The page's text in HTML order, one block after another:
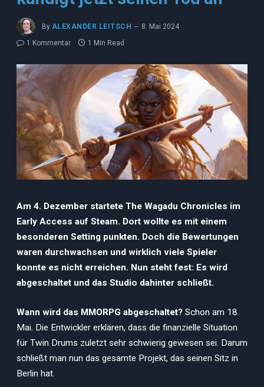
By ALEXANDER LEITSCH
8. Mai 2024
1 Kommentar
1 Min Read
Am 4. Dezember startete The Wagadu Chronicles im
Early Access auf Steam. Dort wollte es mit einem
besonderen Setting punkten. Doch die Bewertungen
waren durchwachsen und wirklich viele Spieler
konnte es nicht erreichen. Nun steht fest: Es wird
abgeschaltet und das Studio dahinter schließt.
Wann wird das MMORPG abgeschaltet? Schon am 18.
Mai. Die Entwickler erklären, dass die finanzielle Situation
für Twin Drums zuletzt sehr schwierig gewesen sei. Darum
schließt man nun das gesamte Projekt, das seinen Sitz in
Berlin hat.